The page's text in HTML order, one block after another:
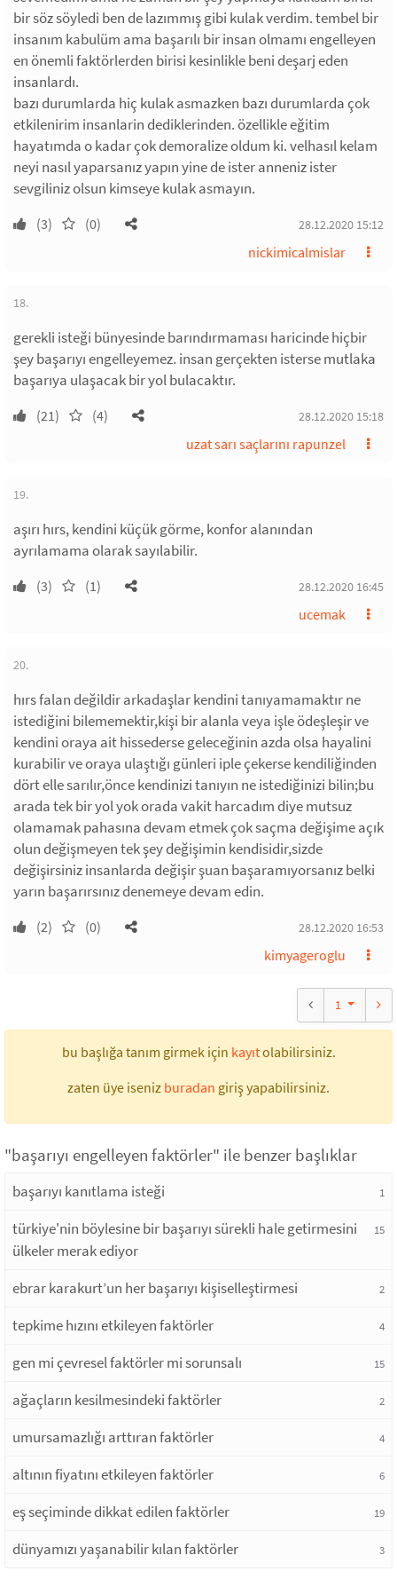
bir söz söyledi ben de lazımmış gibi kulak verdim. tembel bir
insanım kabulüm ama başarılı bir insan olmamı engelleyen
en önemli faktörlerden birisi kesinlikle beni deşarj eden
insanlardı.
bazı durumlarda hiç kulak asmazken bazı durumlarda çok
etkilenirim insanlarin dediklerinden. özellikle eğitim
hayatımda o kadar çok demoralize oldum ki. velhasıl kelam
neyi nasıl yaparsanız yapın yine de ister anneniz ister
sevgiliniz olsun kimseye kulak asmayın.
(3) (0) 28.12.2020 15:12
nickimicalmislar
18.
gerekli isteği bünyesinde barındırmaması haricinde hiçbir
şey başarıyı engelleyemez. insan gerçekten isterse mutlaka
başarıya ulaşacak bir yol bulacaktır.
(21) (4) 28.12.2020 15:18
uzat sarı saçlarını rapunzel
19.
aşırı hırs, kendini küçük görme, konfor alanından
ayrılamama olarak sayılabilir.
(3) (1) 28.12.2020 16:45
ucemak
20.
hırs falan değildir arkadaşlar kendini tanıyamamaktır ne
istediğini bilememektir,kişi bir alanla veya işle ödeşleşir ve
kendini oraya ait hissederse geleceğinin azda olsa hayalini
kurabilir ve oraya ulaştığı günleri iple çekerse kendiliğinden
dört elle sarılır,önce kendinizi tanıyın ne istediğinizi bilin;bu
arada tek bir yol yok orada vakit harcadım diye mutsuz
olamamak pahasına devam etmek çok saçma değişime açık
olun değişmeyen tek şey değişimin kendisidir,sizde
değişirsiniz insanlarda değişir şuan başaramıyorsanız belki
yarın başarırsınız denemeye devam edin.
(2) (0) 28.12.2020 16:53
kimyageroglu
1
bu başlığa tanım girmek için kayıtolabilirsiniz.
zaten üye iseniz buradan giriş yapabilirsiniz.
"başarıyı engelleyen faktörler" ile benzer başlıklar
başarıyı kanıtlama isteği 1
türkiye'nin böylesine bir başarıyı sürekli hale getirmesini
ülkeler merak ediyor
15
ebrar karakurt’un her başarıyı kişiselleştirmesi 2
tepkime hızını etkileyen faktörler 4
gen mi çevresel faktörler mi sorunsalı 15
ağaçların kesilmesindeki faktörler 2
umursamazlığı arttıran faktörler 4
altının fiyatını etkileyen faktörler 6
eş seçiminde dikkat edilen faktörler 19
dünyamızı yaşanabilir kılan faktörler 3